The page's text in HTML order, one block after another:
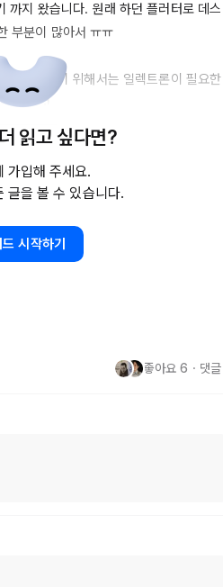
까지 왔습니다. 원래 하던 플러터로 데스
부분이 많아서 ㅠㅠ
잘 꾸미기 위해서는 일렉트론이 필요한
다는 것.....
지 궁금합니다. 멀티플렛폼
라도 같이 배워야 할꺼 같은데.. 더 간
. ㅠㅠ
되어가네요~~
읽고 싶다면?
가입해 주세요.
글을 볼 수 있습니다.
시작하기
좋아요 6 ・ 댓글